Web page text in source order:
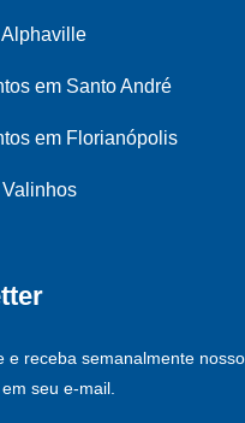
em Santo André
em Florianópolis
e receba semanalmente
seu e-mail.